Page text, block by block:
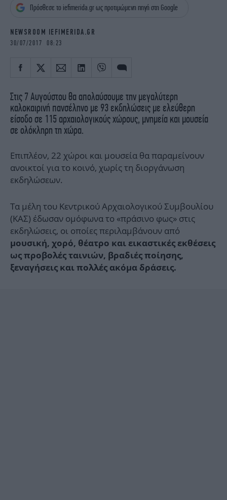
iBOOKS
ΖΩΔΙΑ
MEDIA
NEWSLETTER
Πρόσθεσε το iefimerida.gr ως προτιμώμενη πηγή στη Google
NEWSROOM IEFIMERIDA.GR
30/07/2017 08:23
Στις 7 Αυγούστου θα απολαύσουμε την μεγαλύτερη
καλοκαιρινή πανσέληνο με 93 εκδηλώσεις με ελεύθερη
είσοδο σε 115 αρχαιολογικούς χώρους, μνημεία και μουσεία
σε ολόκληρη τη χώρα.
Επιπλέον, 22 χώροι και μουσεία θα παραμείνουν
ανοικτοί για το κοινό, χωρίς τη διοργάνωση
εκδηλώσεων.
Τα μέλη του Κεντρικού Αρχαιολογικού Συμβουλίου
(ΚΑΣ) έδωσαν ομόφωνα το «πράσινο φως» στις
εκδηλώσεις, οι οποίες περιλαμβάνουν από
μουσική, χορό, θέατρο και εικαστικές εκθέσεις
ως προβολές ταινιών, βραδιές ποίησης,
ξεναγήσεις και πολλές ακόμα δράσεις.